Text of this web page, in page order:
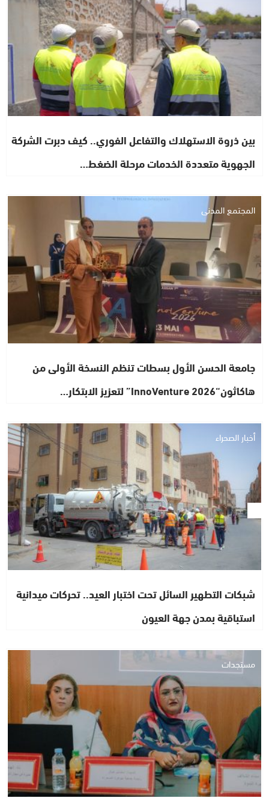
بين ذروة الاستهلاك والتفاعل الفوري.. كيف دبرت الشركة
الجهوية متعددة الخدمات مرحلة الضغط…
المجتمع المدني
جامعة الحسن الأول بسطات تنظم النسخة الأولى من
هاكاثون“InnoVenture 2026” لتعزيز الابتكار…
أخبار الصحراء
شبكات التطهير السائل تحت اختبار العيد.. تحركات ميدانية
استباقية بمدن جهة العيون
مستجدات